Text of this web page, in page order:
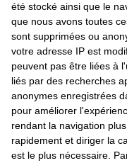
été stocké ainsi que le
que nous avons toutes
sont supprimées ou
votre adresse IP est
peuvent pas être liées à
liés par des recherches
anonymes enregistrées
pour améliorer
rendant la navigation
rapidement et diriger la
est le plus nécessaire.